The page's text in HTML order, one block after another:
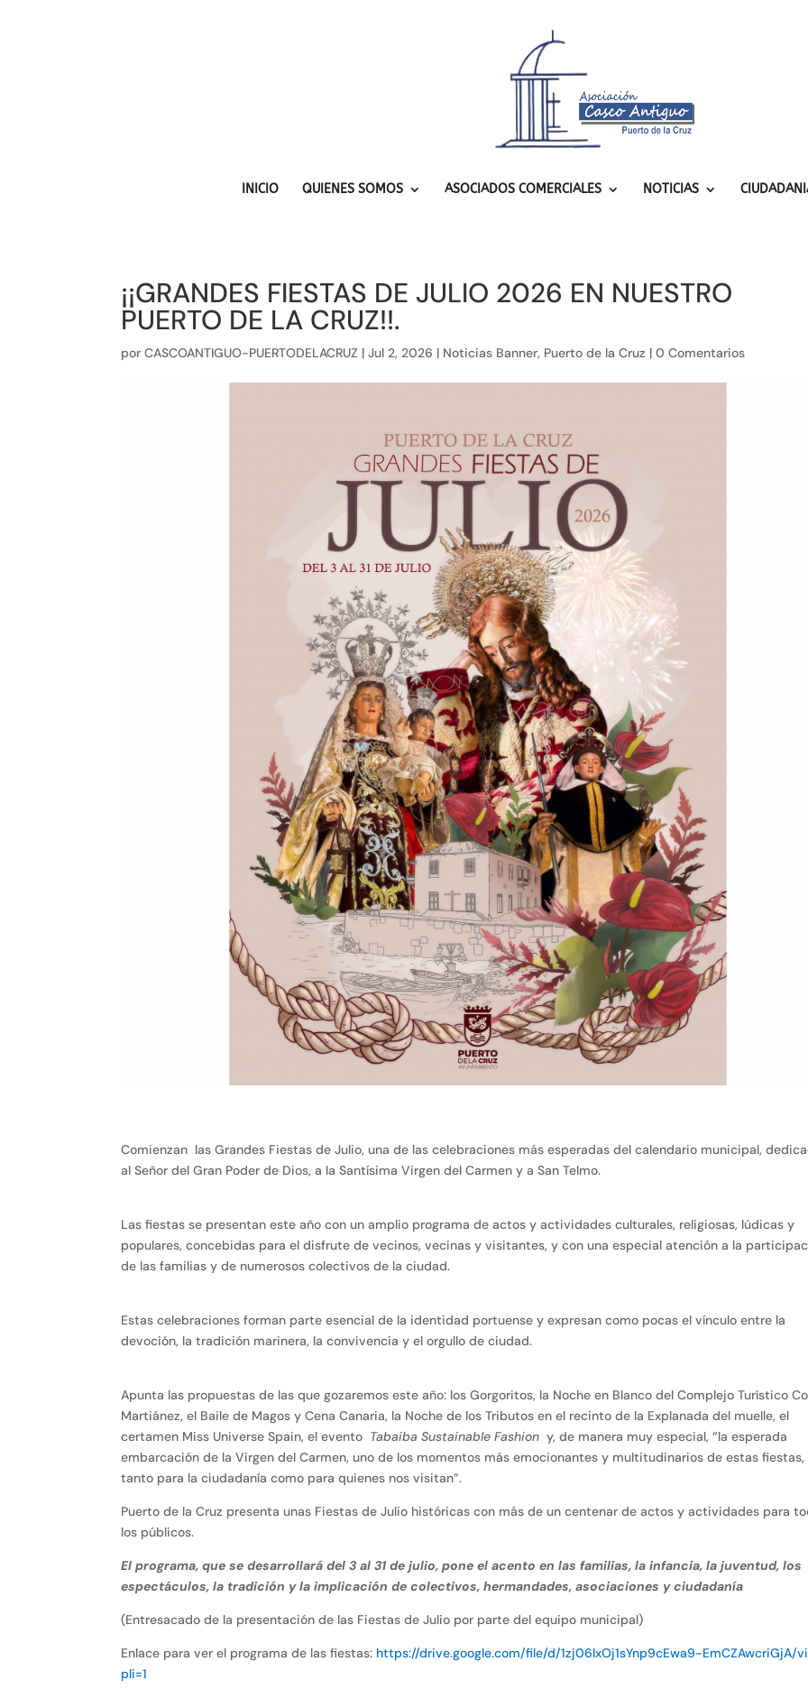
INICIO QUIENES SOMOS ASOCIADOS COMERCIALES NOTICIAS
¡¡GRANDES FIESTAS DE JULIO 2026 EN NUESTRO
PUERTO DE LA CRUZ!!.
porCASCOANTIGUO-PUERTODELACRUZ |Jul 2, 2026 | Noticias Banner, Puerto de la Cruz |0 Comentarios
Comienzan las Grandes Fiestas de Julio, una de las celebraciones más esperadas del calendario municipal,
al Señor del Gran Poder de Dios, a la Santísima Virgen del Carmen y a San Telmo.
Las fiestas se presentan este año con un amplio programa de actos y actividades culturales, religiosas, lúdicas y
populares, concebidas para el disfrute de vecinos, vecinas y visitantes, y con una especial atención a la
de las familias y de numerosos colectivos de la ciudad.
Estas celebraciones forman parte esencial de la identidad portuense y expresan como pocas el vínculo entre la
devoción, la tradición marinera, la convivencia y el orgullo de ciudad.
Apunta las propuestas de las que gozaremos este año: los Gorgoritos, la Noche en Blanco del Complejo Turístico
Martiánez, el Baile de Magos y Cena Canaria, la Noche de los Tributos en el recinto de la Explanada del muelle, el
certamen Miss Universe Spain, el evento Tabaiba Sustainable Fashion y, de manera muy especial, “la esperada
embarcación de la Virgen del Carmen, uno de los momentos más emocionantes y multitudinarios de estas fiestas,
tanto para la ciudadanía como para quienes nos visitan”.
Puerto de la Cruz presenta unas Fiestas de Julio históricas con más de un centenar de actos y actividades para
los públicos.
El programa, que se desarrollará del 3 al 31 de julio, pone el acento en las familias, la infancia, la juventud, los
espectáculos, la tradición y la implicación de colectivos, hermandades, asociaciones y ciudadanía
(Entresacado de la presentación de las Fiestas de Julio por parte del equipo municipal)
Enlace para ver el programa de las fiestas: https://drive.google.com/file/d/1zj06lxOj1sYnp9cEwa9-EmCZAwcriGjA/
pli=1